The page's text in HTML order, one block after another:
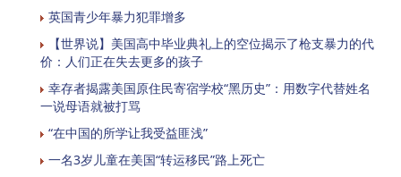
英国青少年暴力犯罪增多
【世界说】美国高中毕业典礼上的空位揭示了枪支暴力的代
价：人们正在失去更多的孩子
幸存者揭露美国原住民寄宿学校“黑历史”：用数字代替姓名
一说母语就被打骂
“在中国的所学让我受益匪浅”
一名3岁儿童在美国“转运移民”路上死亡